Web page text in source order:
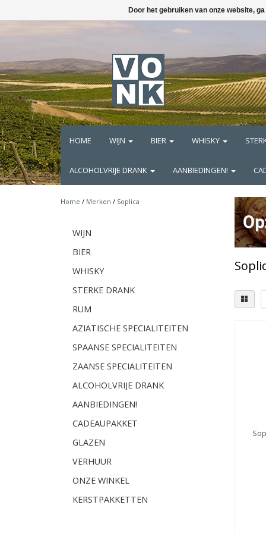
HOME WIJN BIER WHISKY
ALCOHOLVRIJE DRANK AANBIEDINGEN!
Home / Merken / Soplica
WIJN
BIER
WHISKY
STERKE DRANK
RUM
AZIATISCHE SPECIALITEITEN
SPAANSE SPECIALITEITEN
ZAANSE SPECIALITEITEN
ALCOHOLVRIJE DRANK
AANBIEDINGEN!
CADEAUPAKKET
GLAZEN
VERHUUR
ONZE WINKEL
KERSTPAKKETTEN
Door het gebruiken van onze website,